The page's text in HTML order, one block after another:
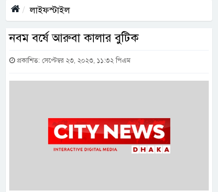
লাইফস্টাইল
নবম বর্ষে আরুবা কালার বুটিক
প্রকাশিত: সেপ্টেম্বর ২৩, ২০২৩, ১১:৩২ পিএম